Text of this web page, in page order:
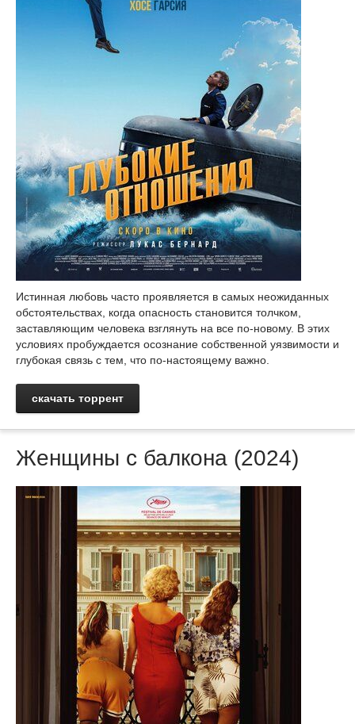
Истинная любовь часто проявляется в самых неожиданных
обстоятельствах, когда опасность становится толчком,
заставляющим человека взглянуть на все по-новому. В этих
условиях пробуждается осознание собственной уязвимости и
глубокая связь с тем, что по-настоящему важно.
скачать торрент
Женщины с балкона (2024)